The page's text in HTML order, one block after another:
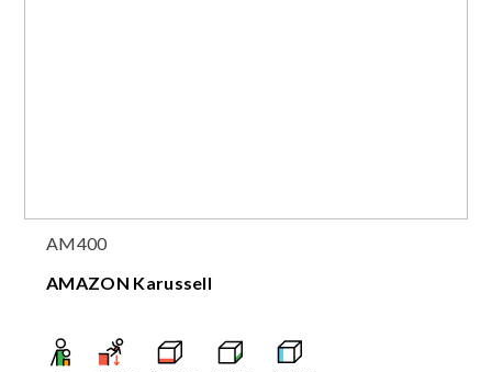
AM400
AMAZON Karussell